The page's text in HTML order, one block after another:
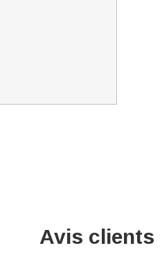
Avis clients